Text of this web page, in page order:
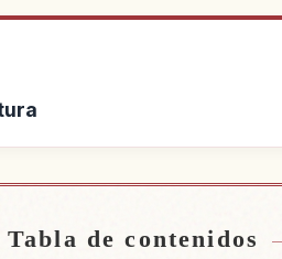
Tabla de contenidos